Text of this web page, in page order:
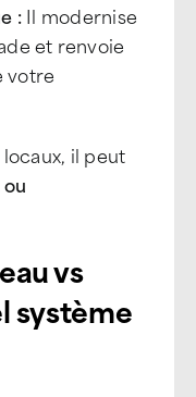
:Il modernise
et renvoie
votre
il peut
vs
système